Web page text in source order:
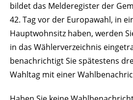
bildet das Melderegister der
42. Tag vor der Europawahl, in
Hauptwohnsitz haben, werden
in das Wählerverzeichnis
benachrichtigt Sie spätestens
Wahltag mit einer